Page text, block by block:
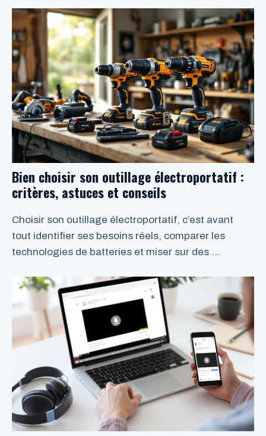
LIRE LA SUITE
Bien choisir son outillage électroportatif :
critères, astuces et conseils
Choisir son outillage électroportatif, c’est avant
tout identifier ses besoins réels, comparer les
technologies de batteries et miser sur des …
LIRE LA SUITE